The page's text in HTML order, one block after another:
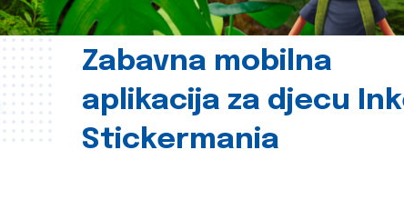
Zabavna mobilna
aplikacija za djecu
Stickermania